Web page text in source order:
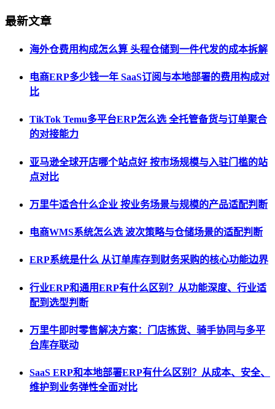
最新文章
海外仓费用构成怎么算 头程仓储到一件代发的成本拆解
电商ERP多少钱一年 SaaS订阅与本地部署的费用构成对
比
TikTok Temu多平台ERP怎么选 全托管备货与订单聚合
的对接能力
亚马逊全球开店哪个站点好 按市场规模与入驻门槛的站
点对比
万里牛适合什么企业 按业务场景与规模的产品适配判断
电商WMS系统怎么选 波次策略与仓储场景的适配判断
ERP系统是什么 从订单库存到财务采购的核心功能边界
行业ERP和通用ERP有什么区别？从功能深度、行业适
配到选型判断
万里牛即时零售解决方案：门店拣货、骑手协同与多平
台库存联动
SaaS ERP和本地部署ERP有什么区别？从成本、安全、
维护到业务弹性全面对比